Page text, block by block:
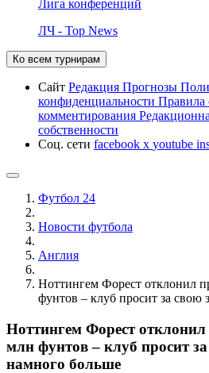
Лига конференций
ЛЧ - Top News
Ко всем турнирам
Сайт Редакция Прогнозы
конфиденциальности Правила
комментирования
собственности
Соц. сети facebook x youtube
Футбол 24
Новости футбола
Англия
Ноттингем Форест отклонил
фунтов – клуб просит за свою
Ноттингем Форест
млн фунтов – клуб просит за
намного больше